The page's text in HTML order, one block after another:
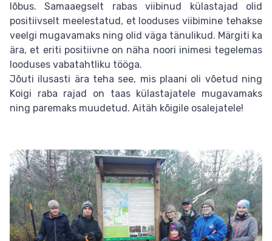
lõbus. Samaaegselt rabas viibinud külastajad olid
positiivselt meelestatud, et looduses viibimine tehakse
veelgi mugavamaks ning olid väga tänulikud. Märgiti ka
ära, et eriti positiivne on näha noori inimesi tegelemas
looduses vabatahtliku tööga.
Jõuti ilusasti ära teha see, mis plaani oli võetud ning
Koigi raba rajad on taas külastajatele mugavamaks
ning paremaks muudetud. Aitäh kõigile osalejatele!